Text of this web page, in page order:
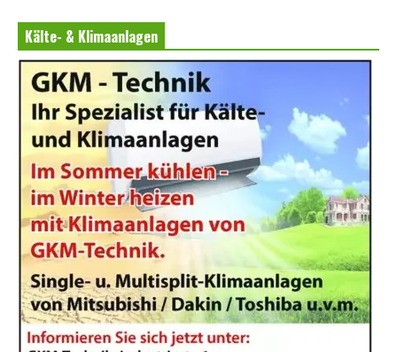
Kälte- & Klimaanlagen